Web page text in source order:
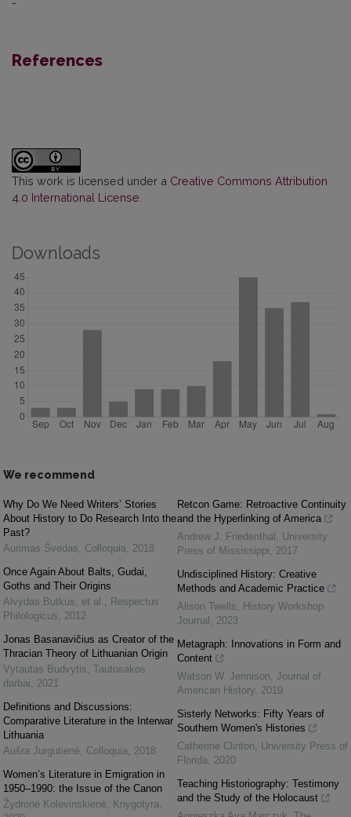
-
References
This work is licensed under a Creative Commons Attribution
4.0 International License
Downloads
We recommend
Why Do We Need Writers’ Stories
About History to Do Research Into the
Past?
Aurimas Švedas
Colloquia
2018
Once Again About Balts, Gudai,
Goths and Their Origins
Alvydas Butkus, et al.
Respectus
Philologicus
2012
Jonas Basanavičius as Creator of the
Thracian Theory of Lithuanian Origin
Vytautas Budvytis Tautosakos
darbai
2021
Definitions and Discussions:
Comparative Literature in the Interwar
Lithuania
Aušra Jurgutienė Colloquia
2018
Women’s Literature in Emigration in
1950–1990: the Issue of the Canon
Žydronė Kolevinskienė Knygotyra
Retcon Game: Retroactive Continuity
and the Hyperlinking of America
Andrew J. Friedenthal
University
Press of Mississippi
2017
Undisciplined History: Creative
Methods and Academic Practice
Alison Twells
History Workshop
Journal
2023
Metagraph: Innovations in Form and
Content
Watson W. Jennison Journal of
American History 2019
Sisterly Networks: Fifty Years of
Southern Women's Histories
Catherine Clinton
University Press of
Florida
2020
Teaching Historiography: Testimony
and the Study of the Holocaust